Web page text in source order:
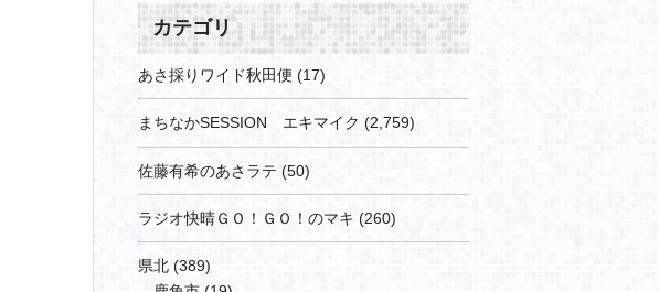
カテゴリ
あさ採りワイド秋田便 (17)
まちなかSESSION エキマイク (2,759)
佐藤有希のあさラテ (50)
ラジオ快晴ＧＯ！ＧＯ！のマキ (260)
県北 (389)